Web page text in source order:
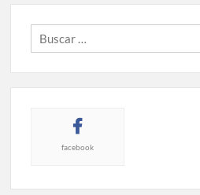
facebook